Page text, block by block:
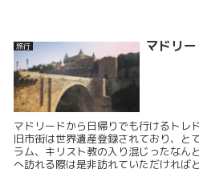
旅行 マドリ
マドリードから日帰りでも行けるトレ
旧市街は世界遺産登録されており、と
ラム、キリスト教の入り混じったなん
へ訪れる際は是非訪れていただければ